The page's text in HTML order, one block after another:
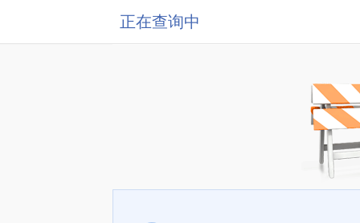
正在查询中